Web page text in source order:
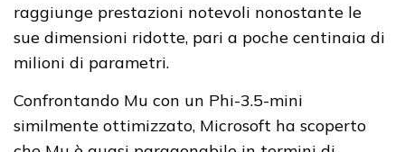
raggiunge prestazioni notevoli nonostante le
sue dimensioni ridotte, pari a poche centinaia di
milioni di parametri.
Confrontando Mu con un Phi-3.5-mini
similmente ottimizzato, Microsoft ha scoperto